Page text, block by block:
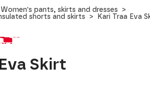
Women's pants, skirts and dresses
shorts and skirts
Kari Traa Eva
Skirt